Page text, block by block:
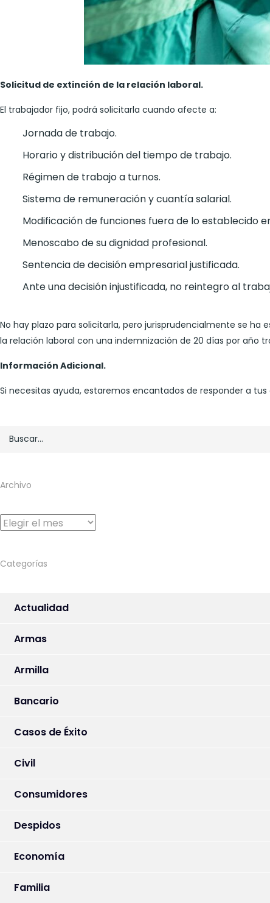
Solicitud de extinción de la relación laboral.
El trabajador fijo, podrá solicitarla cuando afecte a:
Jornada de trabajo.
Horario y distribución del tiempo de trabajo.
Régimen de trabajo a turnos.
Sistema de remuneración y cuantía salarial.
Modificación de funciones fuera de lo establecido
Menoscabo de su dignidad profesional.
Sentencia de decisión empresarial justificada.
Ante una decisión injustificada, no reintegro al
No hay plazo para solicitarla, pero jurisprudencialmente se
la relación laboral con una indemnización de 20 días por año
Información Adicional.
Si necesitas ayuda, estaremos encantados de responder a
Archivo
Archivo
Categorías
Actualidad
Armas
Armilla
Bancario
Casos de Éxito
Civil
Consumidores
Despidos
Economía
Familia